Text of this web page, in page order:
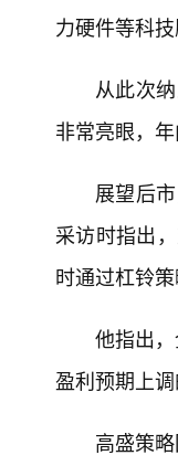
力硬件等科
从此次
非常亮眼，
展望后
采访时指出
时通过杠铃
他指出
盈利预期上
高盛策